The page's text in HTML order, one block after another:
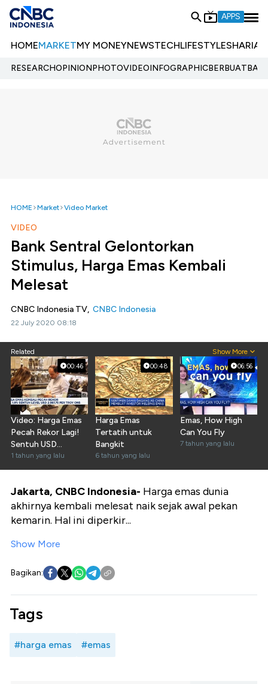
APPS
HOMEMARKETMY MONEYNEWSTECHLIFESTYLESHARIA
RESEARCHOPINIONPHOTOVIDEOINFOGRAPHIC
HOME Market Video Market
VIDEO
Bank Sentral Gelontorkan
Stimulus, Harga Emas Kembali
Melesat
CNBC Indonesia TV, CNBC Indonesia
22 July 2020 08:18
Related Show More
00:46
Video: Harga Emas
Pecah Rekor Lagi!
Sentuh USD
2.987,75 per Troy
Ons
1 tahun yang lalu
00:48
Harga Emas
Tertatih untuk
Bangkit
6 tahun yang lalu
06:56
Emas, How High
Can You Fly
7 tahun yang lalu
Jakarta, CNBC Indonesia- Harga emas dunia
akhirnya kembali melesat naik sejak awal pekan
kemarin. Hal ini diperkir...
Show More
Bagikan:
Tags
#harga emas #emas